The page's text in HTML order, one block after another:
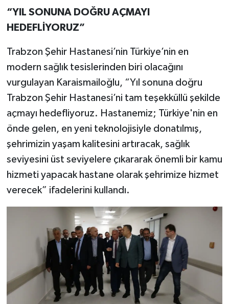
“YIL SONUNA DOĞRU AÇMAYI
HEDEFLİYORUZ”
Trabzon Şehir Hastanesi’nin Türkiye’nin en
modern sağlık tesislerinden biri olacağını
vurgulayan Karaismailoğlu, “Yıl sonuna doğru
Trabzon Şehir Hastanesi’ni tam teşekküllü şekilde
açmayı hedefliyoruz. Hastanemiz; Türkiye'nin en
önde gelen, en yeni teknolojisiyle donatılmış,
şehrimizin yaşam kalitesini artıracak, sağlık
seviyesini üst seviyelere çıkararak önemli bir kamu
hizmeti yapacak hastane olarak şehrimize hizmet
verecek” ifadelerini kullandı.